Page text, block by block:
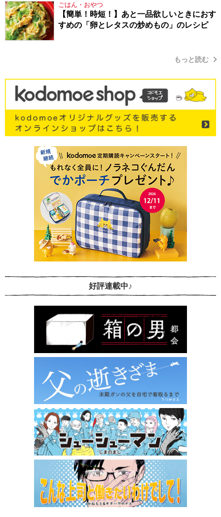
ごはん・おやつ
【簡単！時短！】あと一品欲しいときにおす
すめの「卵とレタスの炒めもの」のレシピ
もっと読む
好評連載中♪